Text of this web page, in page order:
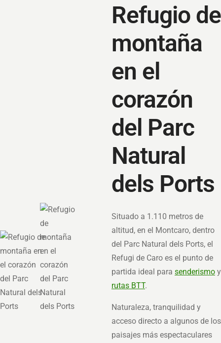
Refugio de
montaña
en el
corazón
del Parc
Natural
dels Ports
Situado a 1.110 metros de
altitud, en el Montcaro, dentro
del Parc Natural dels Ports, el
Refugi de Caro es el punto de
partida ideal para senderismo y
rutas BTT.
Naturaleza, tranquilidad y
acceso directo a algunos de los
paisajes más espectaculares